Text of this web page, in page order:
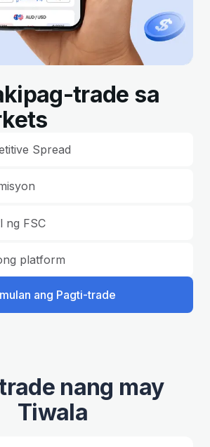
trade sa
Spread
ng FSC
platform
ang Pagti-trade
nang may
Tiwala